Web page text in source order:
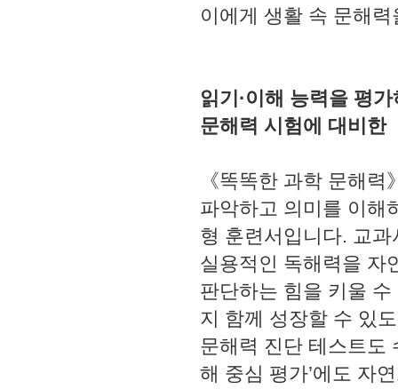
이에게 생활 속 문해
읽기·이해 능력을 평
문해력 시험에 대비한
《똑똑한 과학 문해
파악하고 의미를 이해
형 훈련서입니다. 교
실용적인 독해력을 자
판단하는 힘을 키울
지 함께 성장할 수 있
문해력 진단 테스트도
해 중심 평가’에도 자